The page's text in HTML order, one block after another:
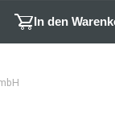
In den